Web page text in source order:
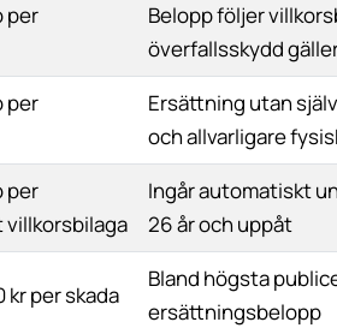
per
Belopp följer
överfallsskydd
per
Ersättning utan
och allvarligare
per
Ingår automatiskt
26 år och uppåt
kr per skada
Bland högsta
ersättningsbelopp